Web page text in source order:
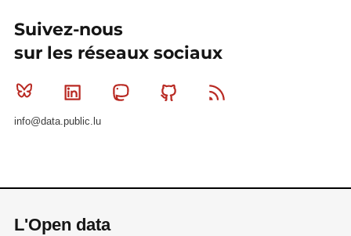
Suivez-nous
sur les réseaux sociaux
Bluesky Linkedin MastodonGithub
info@data.public.lu
L'Open data